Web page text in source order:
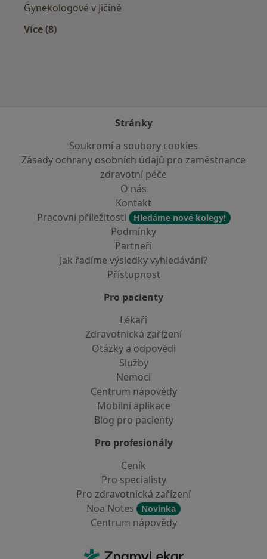
Gynekologové v Jičíně
Více (8)
Stránky
Soukromí a soubory cookies
Zásady ochrany osobních údajů pro zaměstnance
zdravotní péče
O nás
Kontakt
Pracovní příležitosti
Hledáme nové kolegy!
Podmínky
Partneři
Jak řadíme výsledky vyhledávání?
Přístupnost
Pro pacienty
Lékaři
Zdravotnická zařízení
Otázky a odpovědi
Služby
Nemoci
Centrum nápovědy
Mobilní aplikace
Blog pro pacienty
Pro profesionály
Ceník
Pro specialisty
Pro zdravotnická zařízení
Noa Notes
Novinka
Centrum nápovědy
ZnamyLekar - Hlavní stránka